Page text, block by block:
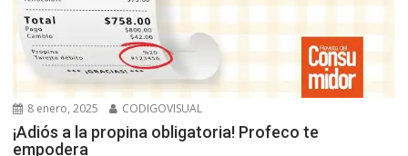
8 enero, 2025 CODIGOVISUAL
¡Adiós a la propina obligatoria! Profeco te
empodera